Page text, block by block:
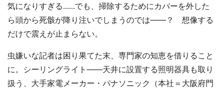
気になりすぎる......でも、掃除するためにカバーを外した
ら頭から死骸が降り注いでしまうのでは――？ 想像する
だけで震えが止まらない。
虫嫌いな記者は困り果てた末、専門家の知恵を借りること
に。シーリングライト――天井に設置する照明器具も取り
扱う、大手家電メーカー・パナソニック（本社＝大阪府門